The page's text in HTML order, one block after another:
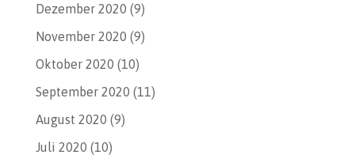
Dezember 2020 (9)
November 2020 (9)
Oktober 2020 (10)
September 2020 (11)
August 2020 (9)
Juli 2020 (10)